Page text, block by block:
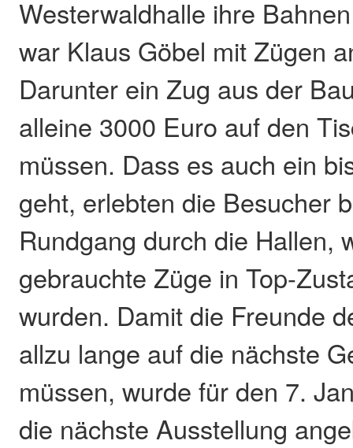
Westerwaldhalle ihre
war Klaus Göbel mit Zügen
Darunter ein Zug aus der
alleine 3000 Euro auf den
müssen. Dass es auch ein
geht, erlebten die Besucher
Rundgang durch die Hallen,
gebrauchte Züge in Top-
wurden. Damit die Freunde
allzu lange auf die nächste
müssen, wurde für den 7.
die nächste Ausstellung